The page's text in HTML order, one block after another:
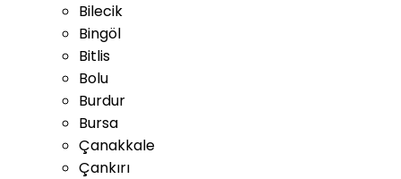
Bilecik
Bingöl
Bitlis
Bolu
Burdur
Bursa
Çanakkale
Çankırı